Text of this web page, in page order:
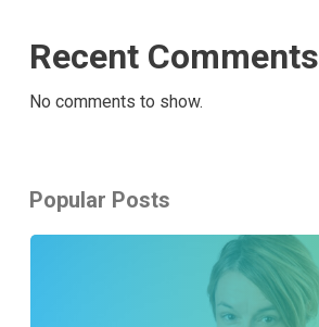
Recent Comments
No comments to show.
Popular Posts